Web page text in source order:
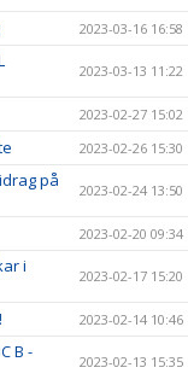
2023-03-16 16:58
2023-03-13 11:22
2023-02-27 15:02
2023-02-26 15:30
på
2023-02-24 13:50
2023-02-20 09:34
i
2023-02-17 15:20
2023-02-14 10:46
B -
2023-02-13 15:35